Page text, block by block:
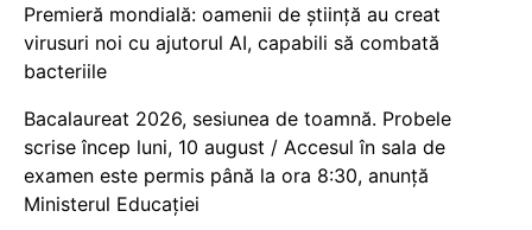
Premieră mondială: oamenii de știință au creat
virusuri noi cu ajutorul AI, capabili să combată
bacteriile
Bacalaureat 2026, sesiunea de toamnă. Probele
scrise încep luni, 10 august / Accesul în sala de
examen este permis până la ora 8:30, anunță
Ministerul Educației